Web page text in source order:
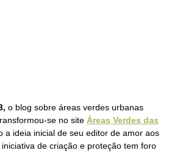
o blog sobre áreas verdes urbanas
se no site Áreas Verdes das
a ideia inicial de seu editor de amor aos
de criação e proteção tem foro